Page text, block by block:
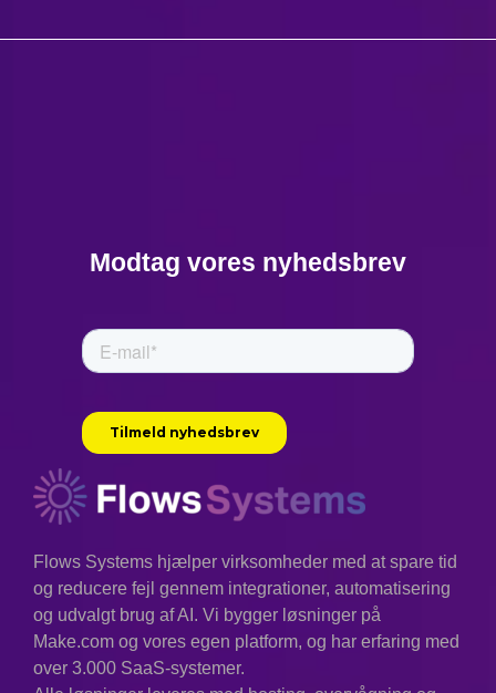
Modtag vores nyhedsbrev
Flows Systems hjælper virksomheder med at spare tid
og reducere fejl gennem integrationer, automatisering
og udvalgt brug af AI. Vi bygger løsninger på
Make.com og vores egen platform, og har erfaring med
over 3.000 SaaS-systemer.